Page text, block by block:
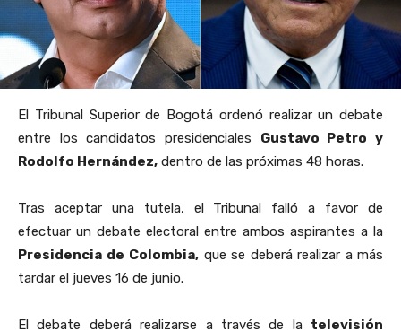
El Tribunal Superior de Bogotá ordenó realizar un debate
entre los candidatos presidenciales Gustavo Petro y
Rodolfo Hernández, dentro de las próximas 48 horas.
Tras aceptar una tutela, el Tribunal falló a favor de
efectuar un debate electoral entre ambos aspirantes a la
Presidencia de Colombia, que se deberá realizar a más
tardar el jueves 16 de junio.
El debate deberá realizarse a través de la televisión